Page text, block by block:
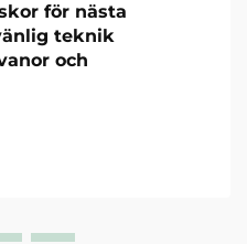
för nästa
teknik
och